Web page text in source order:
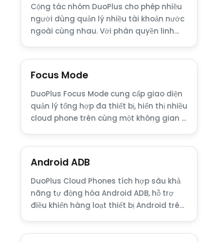
Cộng tác nhóm DuoPlus cho phép nhiều
người dùng quản lý nhiều tài khoản nước
ngoài cùng nhau. Với phân quyền linh
Focus Mode
DuoPlus Focus Mode cung cấp giao diện
quản lý tổng hợp đa thiết bị, hiển thị nhiều
cloud phone trên cùng một không gian …
Android ADB
DuoPlus Cloud Phones tích hợp sâu khả
năng tự động hóa Android ADB, hỗ trợ
điều khiển hàng loạt thiết bị Android trên